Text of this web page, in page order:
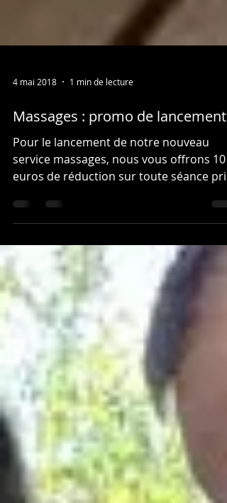
4 mai 2018 1 min de lecture
Massages : promo de lancement !
service massages, nous vous offrons 10
euros de réduction sur toute séance